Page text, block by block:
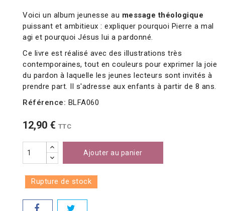
Voici un album jeunesse au message théologique
puissant et ambitieux : expliquer pourquoi Pierre a mal
agi et pourquoi Jésus lui a pardonné.
Ce livre est réalisé avec des illustrations très
contemporaines, tout en couleurs pour exprimer la joie
du pardon à laquelle les jeunes lecteurs sont invités à
prendre part. Il s'adresse aux enfants à partir de 8 ans.
Référence: BLFA060
12,90 € TTC
Ajouter au panier
Rupture de stock